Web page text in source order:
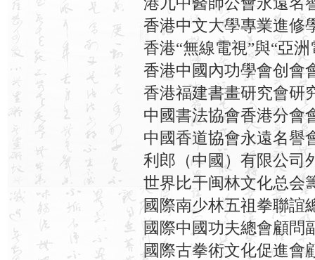
香港中文大學專業進修
香港“無線電視”與“亞
香港中國內功學會创會
香港福建書畫研究會研
中國書法協會香港分會
中國香道協會永遠名譽
利郎（中國）有限公司
世界比干闽林文化总会
國際南少林五祖拳聯誼
國際中國功夫總會顧問
國際古拳術文化促進會